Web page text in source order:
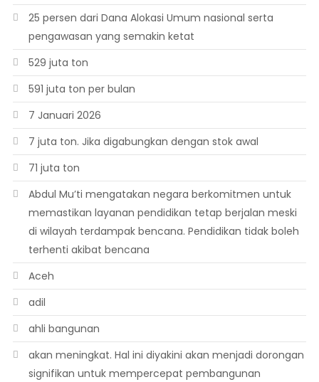
25 persen dari Dana Alokasi Umum nasional serta
pengawasan yang semakin ketat
529 juta ton
591 juta ton per bulan
7 Januari 2026
7 juta ton. Jika digabungkan dengan stok awal
71 juta ton
Abdul Mu’ti mengatakan negara berkomitmen untuk
memastikan layanan pendidikan tetap berjalan meski
di wilayah terdampak bencana. Pendidikan tidak boleh
terhenti akibat bencana
Aceh
adil
ahli bangunan
akan meningkat. Hal ini diyakini akan menjadi dorongan
signifikan untuk mempercepat pembangunan